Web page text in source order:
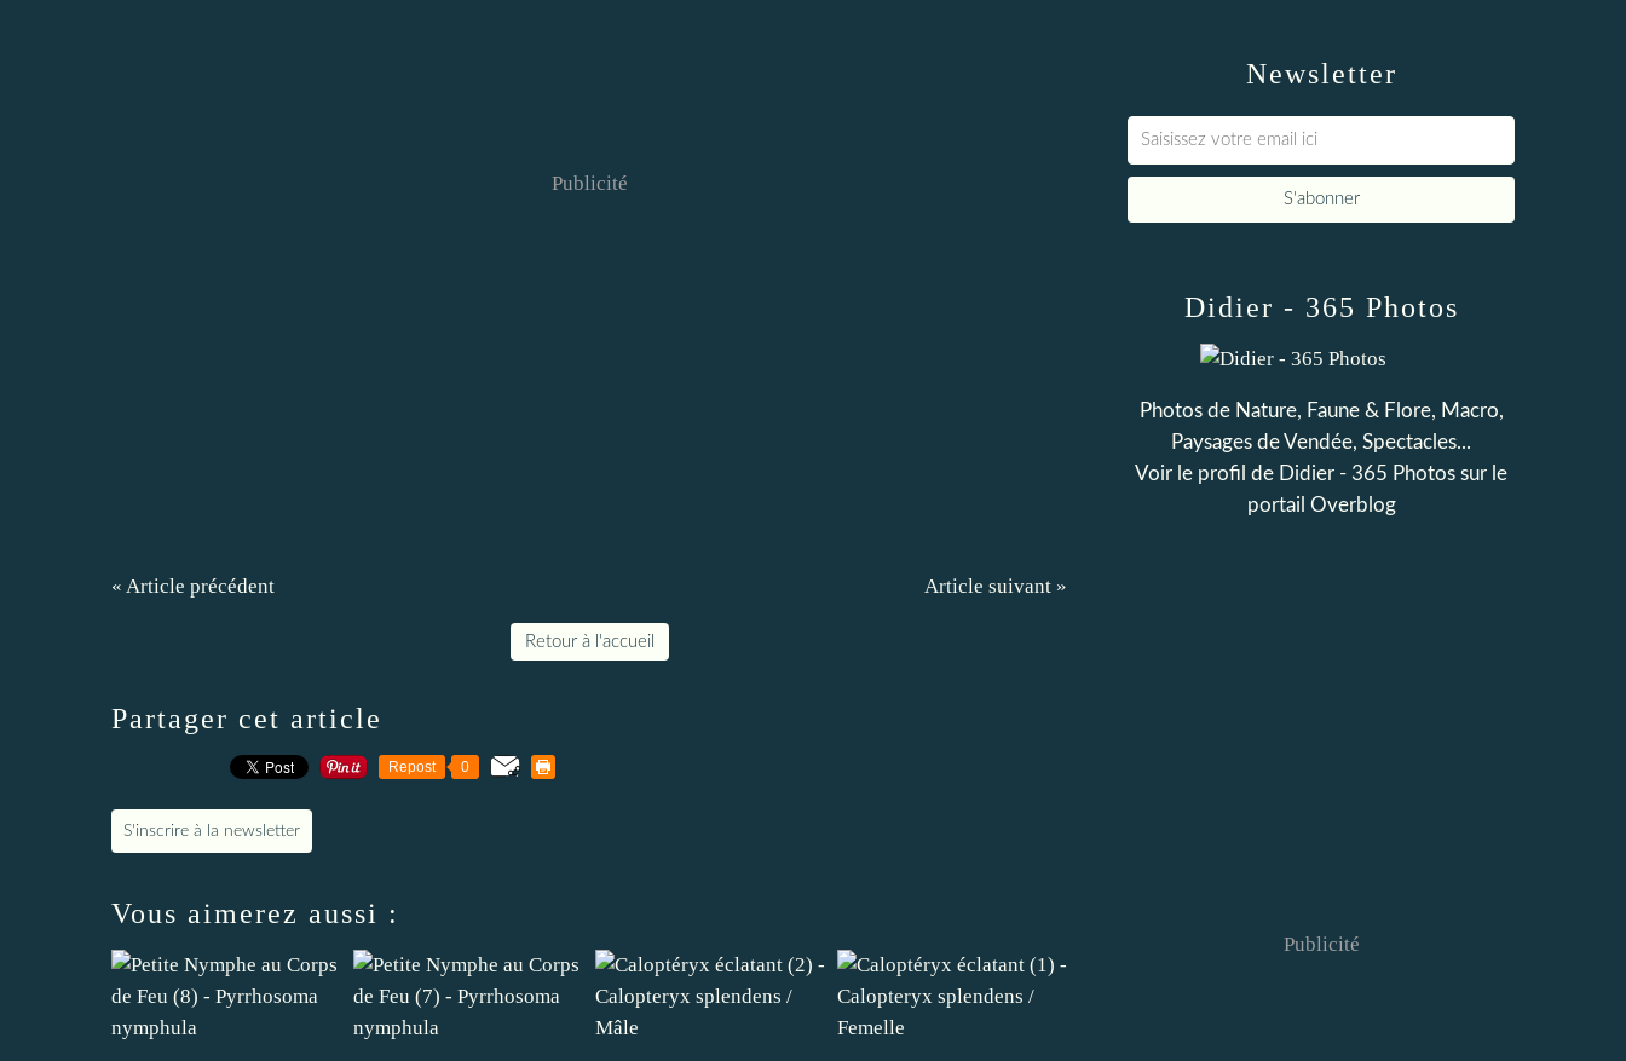
Publicité
« Article précédent Article suivant »
Retour à l'accueil
Partager cet article
Repost 0
S'inscrire à la newsletter
Vous aimerez aussi :
Newsletter
Didier - 365 Photos
Photos de Nature, Faune & Flore, Macro,
Paysages de Vendée, Spectacles...
Voir le profil de Didier - 365 Photos sur le
portail Overblog
Publicité